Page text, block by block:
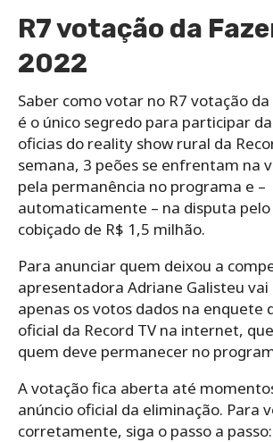
R7 votação da
2022
Saber como votar no R7 votação
é o único segredo para participar
oficias do reality show rural da
semana, 3 peões se enfrentam na
pela permanência no programa e –
automaticamente – na disputa
cobiçado de R$ 1,5 milhão.
Para anunciar quem deixou a
apresentadora Adriane Galisteu
apenas os votos dados na enquete
oficial da Record TV na internet,
quem deve permanecer no
A votação fica aberta até
anúncio oficial da eliminação. Para
corretamente, siga o passo a passo: